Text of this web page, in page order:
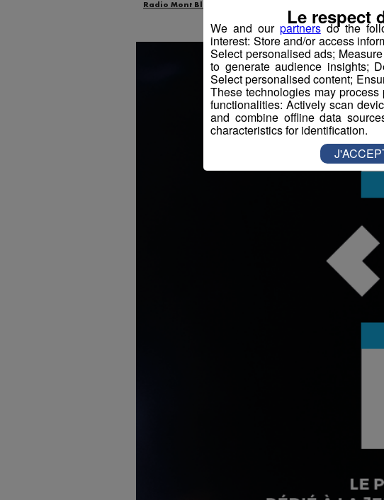
Radio Mont Blanc
We and our partnersdo the
interest: Store and/or access
Select personalised ads;
to generate audience insights;
Select personalised content;
These technologies may
functionalities: Actively scan
and combine offline data
characteristics for identification.
Le respect